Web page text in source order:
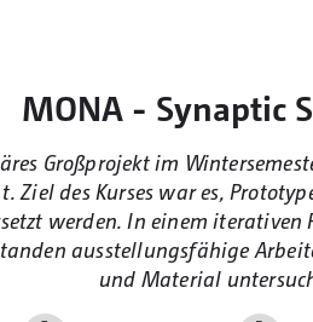
MONA - Synaptic
Großprojekt im
des Kurses war es,
werden. In einem iterativen
ausstellungsfähige
und Material